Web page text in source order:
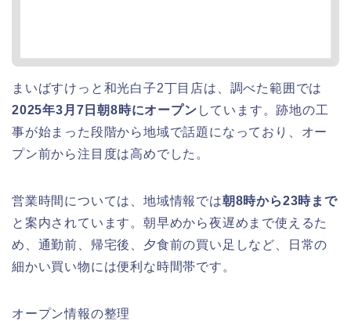
まいばすけっと和光白子2丁目店は、調べた範囲では
2025年3月7日朝8時にオープン しています。跡地の工
事が始まった段階から地域で話題になっており、オー
プン前から注目度は高めでした。
営業時間については、地域情報では朝8時から23時まで
と案内されています。朝早めから夜遅めまで使えるた
め、通勤前、帰宅後、夕食前の買い足しなど、日常の
細かい買い物には便利な時間帯です。
オープン情報の整理